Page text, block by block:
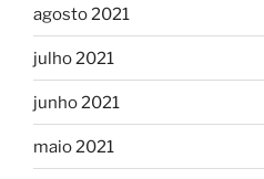
agosto 2021
julho 2021
junho 2021
maio 2021